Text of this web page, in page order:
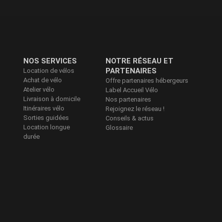
NOS SERVICES
Location de vélos
Achat de vélo
Atelier vélo
Livraison à domicile
Itinéraires vélo
Sorties guidées
Location longue
durée
NOTRE RÉSEAU ET
PARTENAIRES
Offre partenaires hébergeurs
Label Accueil Vélo
Nos partenaires
Rejoignez le réseau !
Conseils & actus
Glossaire